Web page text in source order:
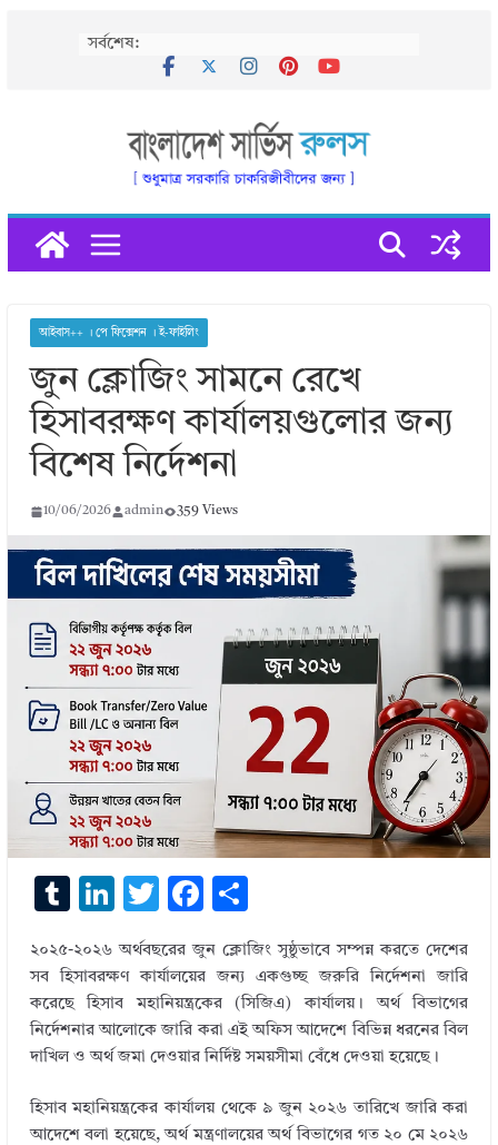
সর্বশেষ:
আইবাস++ । পে ফিক্সেশন । ই-ফাইলিং
জুন ক্লোজিং সামনে রেখে
হিসাবরক্ষণ কার্যালয়গুলোর জন্য
বিশেষ নির্দেশনা
10/06/2026 admin 359 Views
T
m
bl
r
Li
k
e
dI
n
T
it
te
r
F
e
b
o
o
k
ar
e
২০২৫-২০২৬ অর্থবছরের জুন ক্লোজিং সুষ্ঠুভাবে সম্পন্ন করতে দেশের
সব হিসাবরক্ষণ কার্যালয়ের জন্য একগুচ্ছ জরুরি নির্দেশনা জারি
করেছে হিসাব মহানিয়ন্ত্রকের (সিজিএ) কার্যালয়। অর্থ বিভাগের
নির্দেশনার আলোকে জারি করা এই অফিস আদেশে বিভিন্ন ধরনের বিল
দাখিল ও অর্থ জমা দেওয়ার নির্দিষ্ট সময়সীমা বেঁধে দেওয়া হয়েছে।
হিসাব মহানিয়ন্ত্রকের কার্যালয় থেকে ৯ জুন ২০২৬ তারিখে জারি করা
আদেশে বলা হয়েছে, অর্থ মন্ত্রণালয়ের অর্থ বিভাগের গত ২০ মে ২০২৬